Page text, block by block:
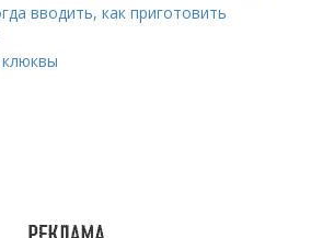
вводить, как приготовить